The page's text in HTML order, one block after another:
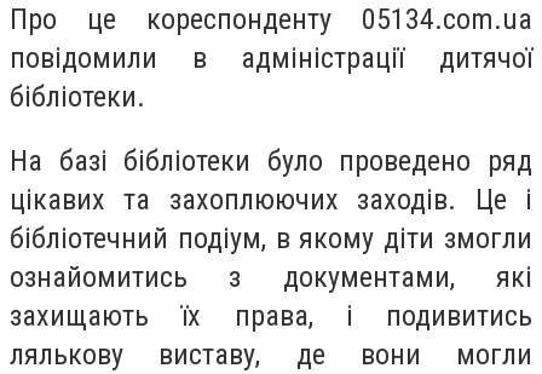
Про це кореспонденту 05134.com.ua
повідомили в адміністрації дитячої
бібліотеки.
На базі бібліотеки було проведено ряд
цікавих та захоплюючих заходів. Це і
бібліотечний подіум, в якому діти змогли
ознайомитись з документами, які
захищають їх права, і подивитись
лялькову виставу, де вони могли